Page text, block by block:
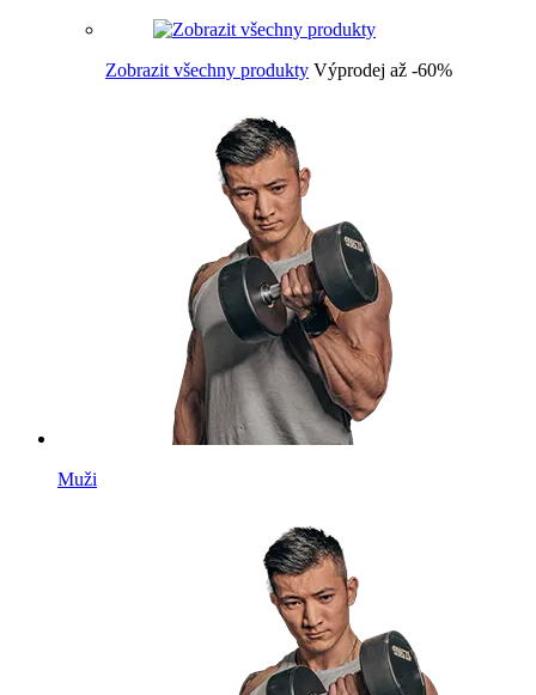
Zobrazit všechny produkty Výprodej až -60%
Muži